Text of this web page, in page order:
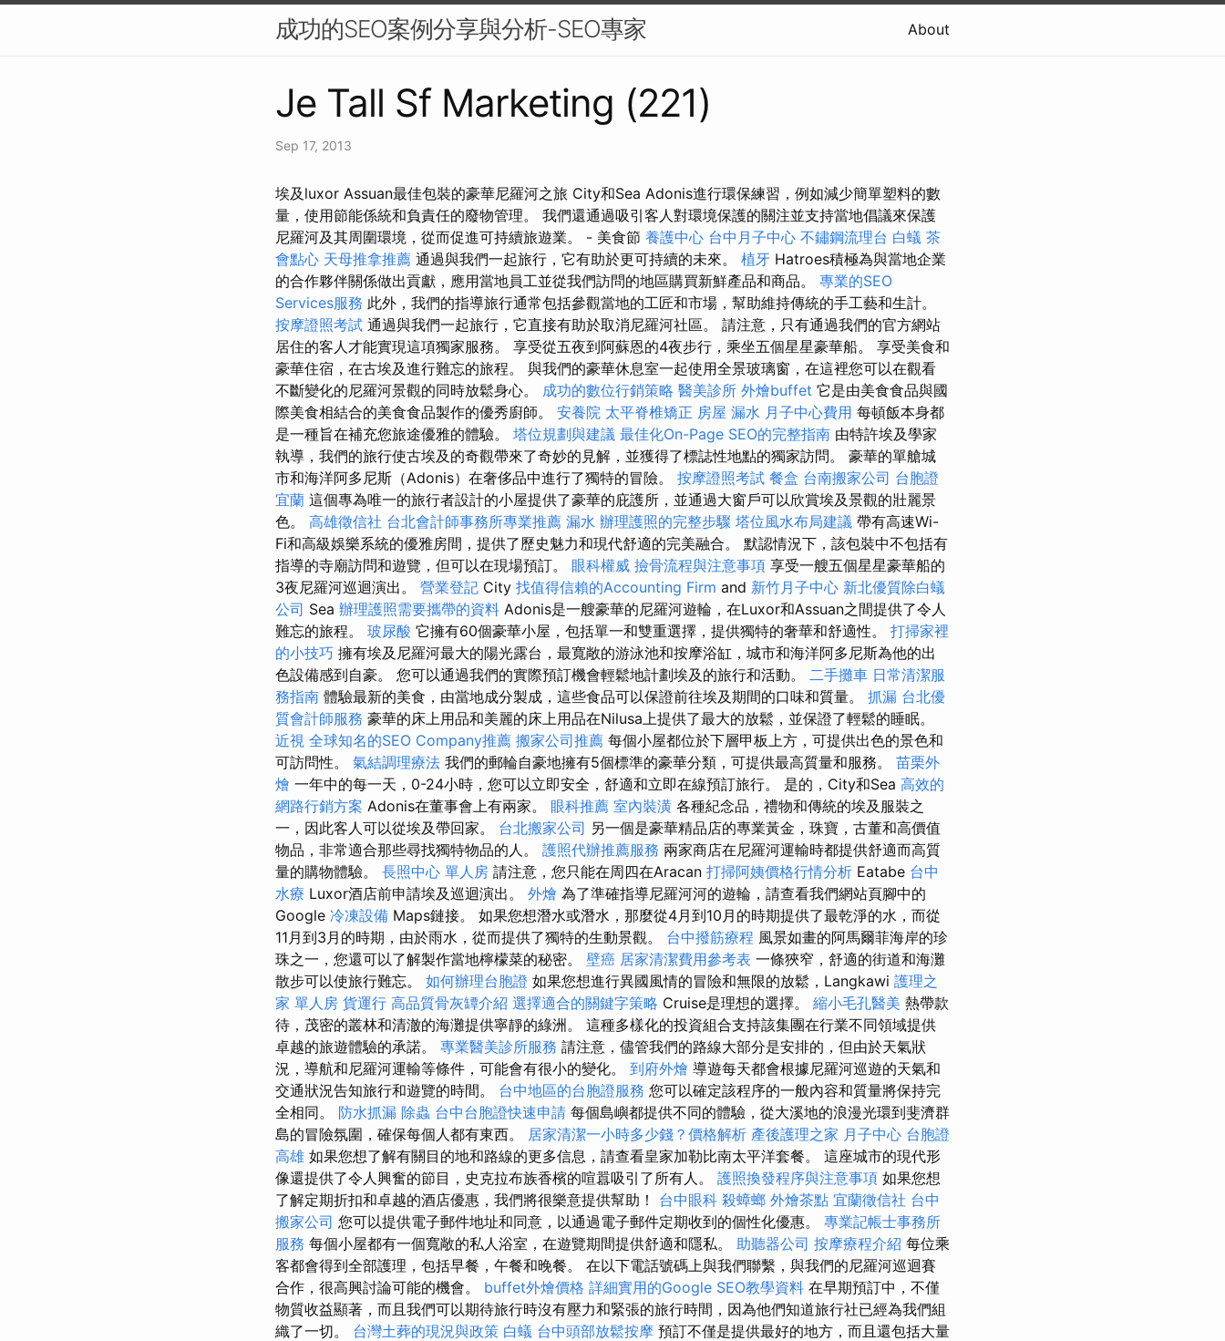
成功的SEO案例分享與分析-SEO專家 About
Je Tall Sf Marketing (221)
Sep 17, 2013
埃及luxor Assuan最佳包裝的豪華尼羅河之旅 City和Sea Adonis進行環保練習，例如減少簡單塑料的數
量，使用節能係統和負責任的廢物管理。 我們還通過吸引客人對環境保護的關注並支持當地倡議來保護
尼羅河及其周圍環境，從而促進可持續旅遊業。 - 美食節 養護中心 台中月子中心 不鏽鋼流理台 白蟻 茶
會點心 天母推拿推薦 通過與我們一起旅行，它有助於更​​可持續的未來。 植牙 Hatroes積極為與當地企業
的合作夥伴關係做出貢獻，應用當地員工並從我們訪問的地區購買新鮮產品和商品。 專業的SEO
Services服務 此外，我們的指導旅行通常包括參觀當地的工匠和市場，幫助維持傳統的手工藝和生計。
按摩證照考試 通過與我們一起旅行，它直接有助於取消尼羅河社區。 請注意，只有通過我們的官方網站
居住的客人才能實現這項獨家服務。 享受從五夜到阿蘇恩的4夜步行，乘坐五個星星豪華船。 享受美食和
豪華住宿，在古埃及進行難忘的旅程。 與我們的豪華休息室一起使用全景玻璃窗，在這裡您可以在觀看
不斷變化的尼羅河景觀的同時放鬆身心。 成功的數位行銷策略 醫美診所 外燴buffet 它是由美食食品與國
際美食相結合的美食食品製作的優秀廚師。 安養院 太平脊椎矯正 房屋 漏水 月子中心費用 每頓飯本身都
是一種旨在補充您旅途優雅的體驗。 塔位規劃與建議 最佳化On-Page SEO的完整指南 由特許埃及學家
執導，我們的旅行使古埃及的奇觀帶來了奇妙的見解，並獲得了標誌性地點的獨家訪問。 豪華的單艙城
市和海洋阿多尼斯（Adonis）在奢侈品中進行了獨特的冒險。 按摩證照考試 餐盒 台南搬家公司 台胞證
宜蘭 這個專為唯一的旅行者設計的小屋提供了豪華的庇護所，並通過大窗戶可以欣賞埃及景觀的壯麗景
色。 高雄徵信社 台北會計師事務所專業推薦 漏水 辦理護照的完整步驟 塔位風水布局建議 帶有高速Wi-
Fi和高級娛樂系統的優雅房間，提供了歷史魅力和現代舒適的完美融合。 默認情況下，該包裝中不包括有
指導的寺廟訪問和遊覽，但可以在現場預訂。 眼科權威 撿骨流程與注意事項 享受一艘五個星星豪華船的
3夜尼羅河巡迴演出。 營業登記 City 找值得信賴的Accounting Firm and 新竹月子中心 新北優質除白蟻
公司 Sea 辦理護照需要攜帶的資料 Adonis是一艘豪華的尼羅河遊輪，在Luxor和Assuan之間提供了令人
難忘的旅程。 玻尿酸 它擁有60個豪華小屋，包括單一和雙重選擇，提供獨特的奢華和舒適性。 打掃家裡
的小技巧 擁有埃及尼羅河最大的陽光露台，最寬敞的游泳池和按摩浴缸，城市和海洋阿多尼斯為他的出
色設備感到自豪。 您可以通過我們的實際預訂機會輕鬆地計劃埃及的旅行和活動。 二手攤車 日常清潔服
務指南 體驗最新的美食，由當地成分製成，這些食品可以保證前往埃及期間的口味和質量。 抓漏 台北優
質會計師服務 豪華的床上用品和美麗的床上用品在Nilusa上提供了最大的放鬆，並保證了輕鬆的睡眠。
近視 全球知名的SEO Company推薦 搬家公司推薦 每個小屋都位於下層甲板上方，可提供出色的景色和
可訪問性。 氣結調理療法 我們的郵輪自豪地擁有5個標準的豪華分類，可提供最高質量和服務。 苗栗外
燴 一年中的每一天，0-24小時，您可以立即安全，舒適和立即在線預訂旅行。 是的，City和Sea 高效的
網路行銷方案 Adonis在董事會上有兩家。 眼科推薦 室內裝潢 各種紀念品，禮物和傳統的埃及服裝之
一，因此客人可以從埃及帶回家。 台北搬家公司 另一個是豪華精品店的專業黃金，珠寶，古董和高價值
物品，非常適合那些尋找獨特物品的人。 護照代辦推薦服務 兩家商店在尼羅河運輸時都提供舒適而高質
量的購物體驗。 長照中心 單人房 請注意，您只能在周四在Aracan 打掃阿姨價格行情分析 Eatabe 台中
水療 Luxor酒店前申請埃及巡迴演出。 外燴 為了準確指導尼羅河河的遊輪，請查看我們網站頁腳中的
Google 冷凍設備 Maps鏈接。 如果您想潛水或潛水，那麼從4月到10月的時期提供了最乾淨的水，而從
11月到3月的時期，由於雨水，從而提供了獨特的生動景觀。 台中撥筋療程 風景如畫的阿馬爾菲海岸的珍
珠之一，您還可以了解製作當地檸檬菜的秘密。 壁癌 居家清潔費用參考表 一條狹窄，舒適的街道和海灘
散步可以使旅行難忘。 如何辦理台胞證 如果您想進行異國風情的冒險和無限的放鬆，Langkawi 護理之
家 單人房 貨運行 高品質骨灰罈介紹 選擇適合的關鍵字策略 Cruise是理想的選擇。 縮小毛孔醫美 熱帶款
待，茂密的叢林和清澈的海灘提供寧靜的綠洲。 這種多樣化的投資組合支持該集團在行業不同領域提供
卓越的旅遊體驗的承諾。 專業醫美診所服務 請注意，儘管我們的路線大部分是安排的，但由於天氣狀
況，導航和尼羅河運輸等條件，可能會有很小的變化。 到府外燴 導遊每天都會根據尼羅河巡遊的天氣和
交通狀況告知旅行和遊覽的時間。 台中地區的台胞證服務 您可以確定該程序的一般內容和質量將保持完
全相同。 防水抓漏 除蟲 台中台胞證快速申請 每個島嶼都提供不同的體驗，從大溪地的浪漫光環到斐濟群
島的冒險氛圍，確保每個人都有東西。 居家清潔一小時多少錢？價格解析 產後護理之家 月子中心 台胞證
高雄 如果您想了解有關目的地和路線的更多信息，請查看皇家加勒比南太平洋套餐。 這座城市的現代形
像還提供了令人興奮的節目，史克拉布族香檳的喧囂吸引了所有人。 護照換發程序與注意事項 如果您想
了解定期折扣和卓越的酒店優惠，我們將很樂意提供幫助！ 台中眼科 殺蟑螂 外燴茶點 宜蘭徵信社 台中
搬家公司 您可以提供電子郵件地址和同意，以通過電子郵件定期收到的個性化優惠。 專業記帳士事務所
服務 每個小屋都有一個寬敞的私人浴室，在遊覽期間提供舒適和隱私。 助聽器公司 按摩療程介紹 每位乘
客都會得到全部護理，包括早餐，午餐和晚餐。 在以下電話號碼上與我們聯繫，與我們的尼羅河巡迴賽
合作，很高興討論可能的機會。 buffet外燴價格 詳細實用的Google SEO教學資料 在早期預訂中，不僅
物質收益顯著，而且我們可以期待旅行時沒有壓力和緊張的旅行時間，因為他們知道旅行社已經為我們組
織了一切。 台灣土葬的現況與政策 白蟻 台中頭部放鬆按摩 預訂不僅是提供最好的地方，而且還包括大量